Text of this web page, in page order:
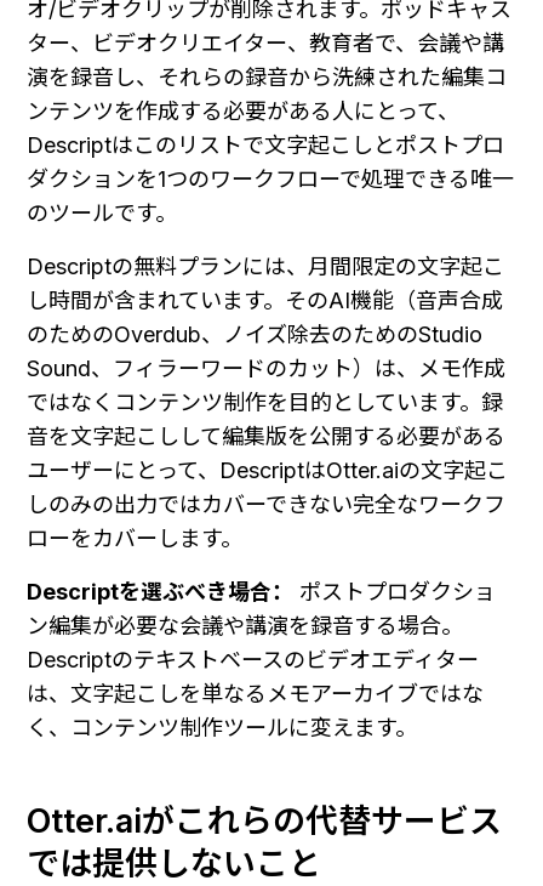
オ/ビデオクリップが削除されます。ポッドキャス
ター、ビデオクリエイター、教育者で、会議や講
演を録音し、それらの録音から洗練された編集コ
ンテンツを作成する必要がある人にとって、
Descriptはこのリストで文字起こしとポストプロ
ダクションを1つのワークフローで処理できる唯一
のツールです。
Descriptの無料プランには、月間限定の文字起こ
し時間が含まれています。そのAI機能（音声合成
のためのOverdub、ノイズ除去のためのStudio
Sound、フィラーワードのカット）は、メモ作成
ではなくコンテンツ制作を目的としています。録
音を文字起こしして編集版を公開する必要がある
ユーザーにとって、DescriptはOtter.aiの文字起こ
しのみの出力ではカバーできない完全なワークフ
ローをカバーします。
Descriptを選ぶべき場合：
ポストプロダクショ
ン編集が必要な会議や講演を録音する場合。
Descriptのテキストベースのビデオエディター
は、文字起こしを単なるメモアーカイブではな
く、コンテンツ制作ツールに変えます。
Otter.aiがこれらの代替サービス
では提供しないこと